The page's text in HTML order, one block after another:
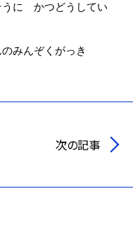
に かつどうしてい
みんぞくがっき
次の記事